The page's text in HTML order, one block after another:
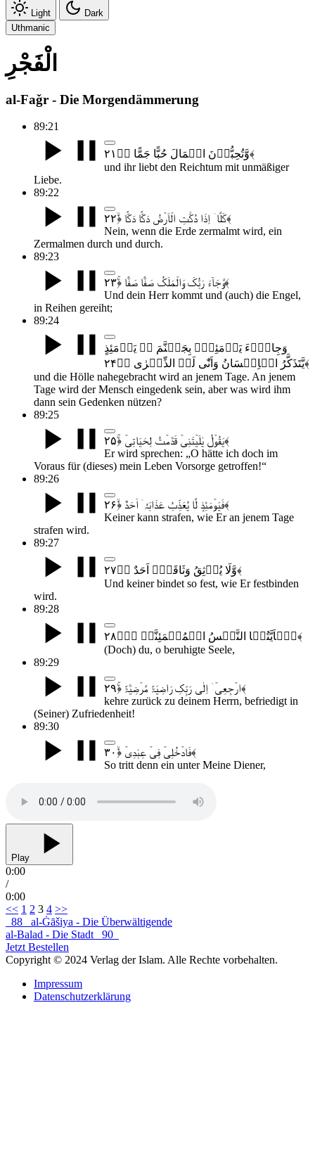
Light
Dark
Uthmanic
الْفَجْرِ
al-Faǧr - Die Morgendämmerung
89:21
وَّتُحِبُّوۡنَ الۡمَالَ حُبًّا جَمًّا ﴿ؕ۲۱﴾
und ihr liebt den Reichtum mit unmäßiger
Liebe.
89:22
کَلَّاۤ اِذَا دُکَّتِ الۡاَرۡضُ دَکًّا دَکًّا ﴿ۙ۲۲﴾
Nein, wenn die Erde zermalmt wird, ein
Zermalmen durch und durch.
89:23
وَّجَآءَ رَبُّکَ وَالۡمَلَکُ صَفًّا صَفًّا ﴿ۚ۲۳﴾
Und dein Herr kommt und (auch) die Engel,
in Reihen gereiht;
89:24
وَجِایۡٓءَ یَوۡمَئِذٍۭ بِجَہَنَّمَ ۬ۙ یَوۡمَئِذٍ
یَّتَذَکَّرُ الۡاِنۡسَانُ وَاَنّٰی لَہُ الذِّکۡرٰی ﴿ؕ۲۴﴾
und die Hölle nahegebracht wird an jenem Tage. An jenem
Tage wird der Mensch eingedenk sein, aber was wird ihm
dann sein Gedenken nützen?
89:25
یَقُوۡلُ یٰلَیۡتَنِیۡ قَدَّمۡتُ لِحَیَاتِیۡ ﴿ۚ۲۵﴾
Er wird sprechen: „O hätte ich doch im
Voraus für (dieses) mein Leben Vorsorge getroffen!“
89:26
فَیَوۡمَئِذٍ لَّا یُعَذِّبُ عَذَابَہٗۤ اَحَدٌ ﴿ۙ۲۶﴾
Keiner kann strafen, wie Er an jenem Tage
strafen wird.
89:27
وَّلَا یُوۡثِقُ وَثَاقَہٗۤ اَحَدٌ ﴿ؕ۲۷﴾
Und keiner bindet so fest, wie Er festbinden
wird.
89:28
یٰۤاَیَّتُہَا النَّفۡسُ الۡمُطۡمَئِنَّۃُ ﴿٭ۖ۲۸﴾
(Doch) du, o beruhigte Seele,
89:29
ارۡجِعِیۡۤ اِلٰی رَبِّکِ رَاضِیَۃً مَّرۡضِیَّۃً ﴿ۚ۲۹﴾
kehre zurück zu deinem Herrn, befriedigt in
(Seiner) Zufriedenheit!
89:30
فَادۡخُلِیۡ فِیۡ عِبٰدِیۡ ﴿ۙ۳۰﴾
So tritt denn ein unter Meine Diener,
Play
0:00
/
0:00
Seitennummerierung
der
Beiträge
<< 1 2 3 4 >>
88 al-Ġāšiya - Die Überwältigende
al-Balad - Die Stadt 90
Jetzt Bestellen
Copyright © 2024 Verlag der Islam. Alle Rechte vorbehalten.
Impressum
Datenschutzerklärung